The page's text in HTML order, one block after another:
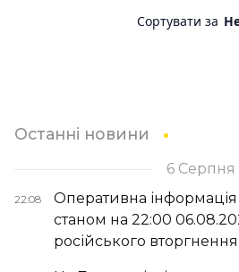
Останні новини
6 Серпня
22:08
Оперативна
станом на 22:00
російського вторгнення